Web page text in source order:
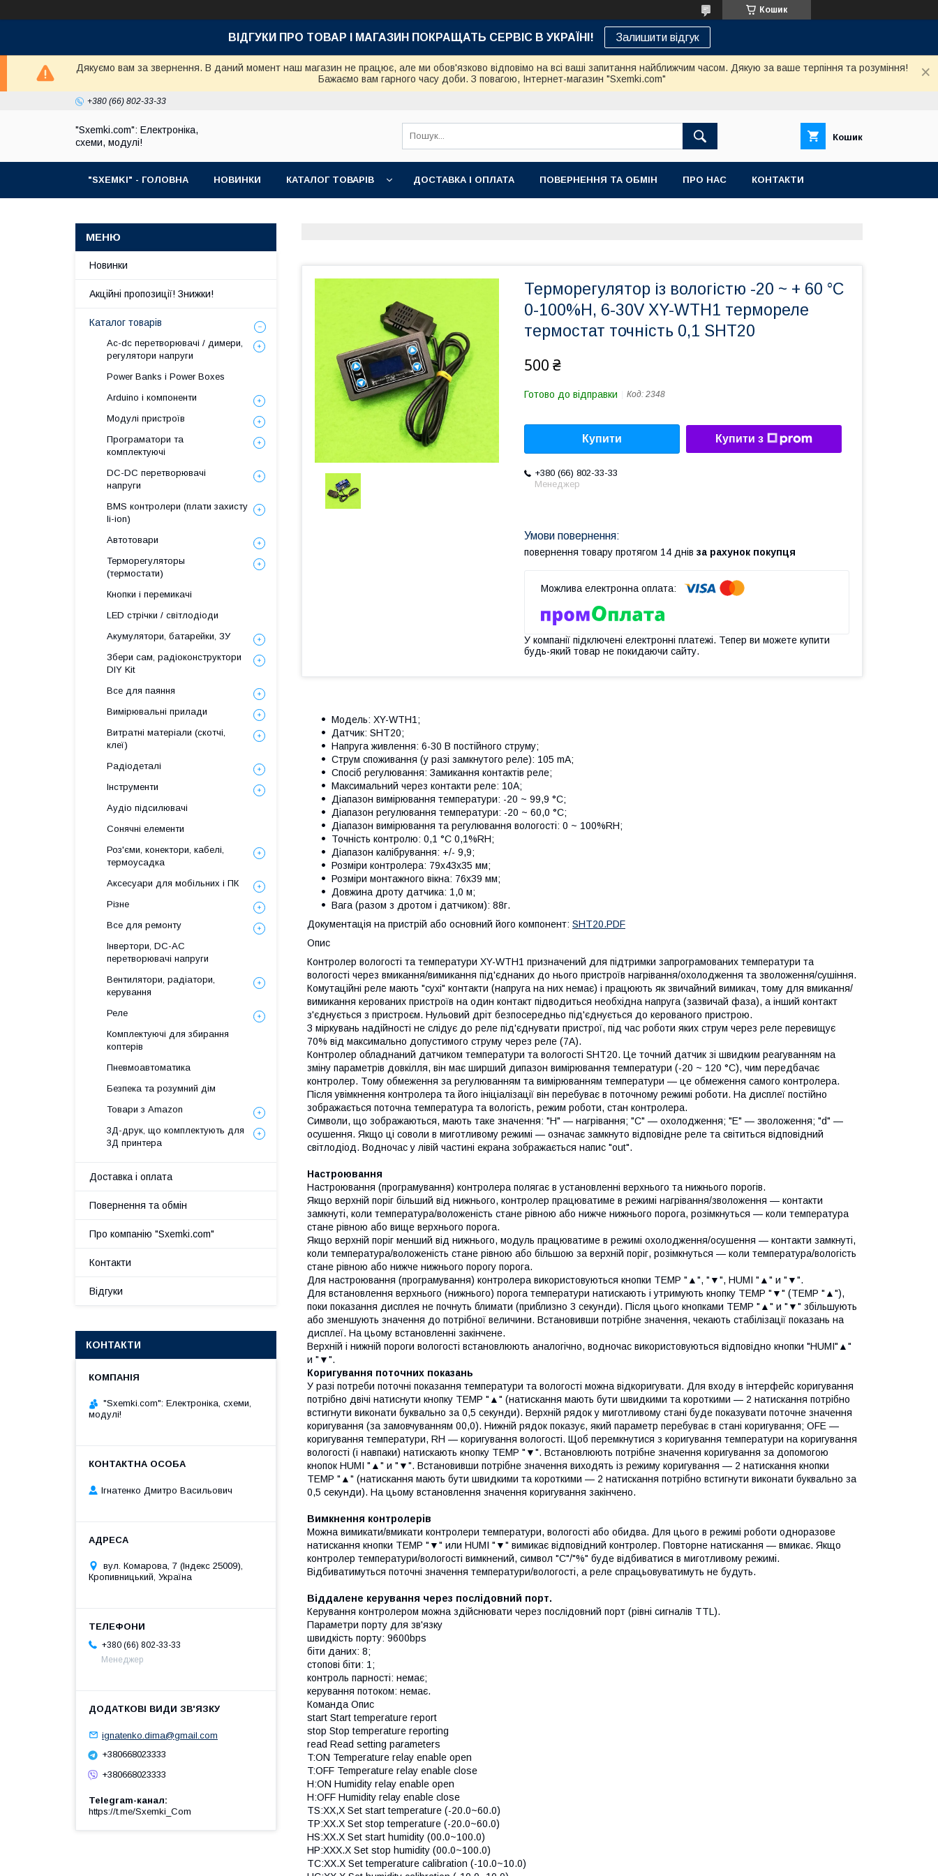
Кошик
ВІДГУКИ ПРО ТОВАР І МАГАЗИН ПОКРАЩАТЬ СЕРВІС В УКРАЇНІ! Залишити відгук
Дякуємо вам за звернення. В даний момент наш магазин не працює, але ми обов'язково відповімо на всі ваші запитання найближчим часом. Дякую за ваше терпіння та розуміння!
Бажаємо вам гарного часу доби. З повагою, Інтернет-магазин "Sxemki.com"
+380 (66) 802-33-33
"Sxemki.com": Електроніка,
схеми, модулі!
Кошик
"SXEMKI" - ГОЛОВНА НОВИНКИ КАТАЛОГ ТОВАРІВ ДОСТАВКА І ОПЛАТА ПОВЕРНЕННЯ ТА ОБМІН ПРО НАС КОНТАКТИ
Терморегулятор із вологістю -20 ~ + 60 °C
0-100%H, 6-30V XY-WTH1 термореле
термостат точність 0,1 SHT20
500 ₴
Готово до відправки Код: 2348
Купити Купити з
+380 (66) 802-33-33
Менеджер
повернення товару протягом 14 днів за рахунок покупця
У компанії підключені електронні платежі. Тепер ви можете купити
будь-який товар не покидаючи сайту.
Модель: XY-WTH1;
Датчик: SHT20;
Напруга живлення: 6-30 В постійного струму;
Струм споживання (у разі замкнутого реле): 105 mA;
Спосіб регулювання: Замикання контактів реле;
Максимальний через контакти реле: 10A;
Діапазон вимірювання температури: -20 ~ 99,9 °C;
Діапазон регулювання температури: -20 ~ 60,0 °C;
Діапазон вимірювання та регулювання вологості: 0 ~ 100%RH;
Точність контролю: 0,1 °C 0,1%RH;
Діапазон калібрування: +/- 9,9;
Розміри контролера: 79х43х35 мм;
Розміри монтажного вікна: 76x39 мм;
Довжина дроту датчика: 1,0 м;
Вага (разом з дротом і датчиком): 88г.
Документація на пристрій або основний його компонент: SHT20.PDF
Опис
Контролер вологості та температури XY-WTH1 призначений для підтримки запрограмованих температури та
вологості через вмикання/вимикання під'єднаних до нього пристроїв нагрівання/охолодження та зволоження/сушіння.
Комутаційні реле мають "сухі" контакти (напруга на них немає) і працюють як звичайний вимикач, тому для вмикання/
вимикання керованих пристроїв на один контакт підводиться необхідна напруга (зазвичай фаза), а інший контакт
з'єднується з пристроєм. Нульовий дріт безпосередньо під'єднується до керованого пристрою.
З міркувань надійності не слідує до реле під'єднувати пристрої, під час роботи яких струм через реле перевищує
70% від максимально допустимого струму через реле (7A).
Контролер обладнаний датчиком температури та вологості SHT20. Це точний датчик зі швидким реагуванням на
зміну параметрів довкілля, він має ширший дипазон вимірювання температури (-20 ~ 120 °C), чим передбачає
контролер. Тому обмеження за регулюванням та вимірюванням температури — це обмеження самого контролера.
Після увімкнення контролера та його ініціалізації він перебуває в поточному режимі роботи. На дисплеї постійно
зображається поточна температура та вологість, режим роботи, стан контролера.
Символи, що зображаються, мають таке значення: "Н" — нагрівання; "С" — охолодження; "Е" — зволоження; "d" —
осушення. Якщо ці соволи в миготливому режимі — означає замкнуто відповідне реле та світиться відповідний
світлодіод. Водночас у лівій частині екрана зображається напис "out".
Настроювання
Настроювання (програмування) контролера полягає в установленні верхнього та нижнього порогів.
Якщо верхній поріг більший від нижнього, контролер працюватиме в режимі нагрівання/зволоження — контакти
замкнуті, коли температура/воложеність стане рівною або нижче нижнього порога, розімкнуться — коли температура
стане рівною або вище верхнього порога.
Якщо верхній поріг менший від нижнього, модуль працюватиме в режимі охолодження/осушення — контакти замкнуті,
коли температура/воложеність стане рівною або більшою за верхній поріг, розімкнуться — коли температура/вологість
стане рівною або нижче нижнього порогу порога.
Для настроювання (програмування) контролера використовуються кнопки TEMP "▲", "▼", HUMI "▲" и "▼".
Для встановлення верхнього (нижнього) порога температури натискають і утримують кнопку TEMP "▼" (TEMP "▲"),
поки показання дисплея не почнуть блимати (приблизно 3 секунди). Після цього кнопками TEMP "▲" и "▼" збільшують
або зменшують значення до потрібної величини. Встановивши потрібне значення, чекають стабілізації показань на
дисплеї. На цьому встановленні закінчене.
Верхній і нижній пороги вологості встановлюють аналогічно, водночас використовуються відповідно кнопки "HUMI"▲"
и "▼".
Коригування поточних показань
У разі потреби поточні показання температури та вологості можна відкоригувати. Для входу в інтерфейс коригування
потрібно двічі натиснути кнопку TEMP "▲" (натискання мають бути швидкими та короткими — 2 натискання потрібно
встигнути виконати буквально за 0,5 секунди). Верхній рядок у миготливому стані буде показувати поточне значення
коригування (за замовчуванням 00,0). Нижній рядок показує, який параметр перебуває в стані коригування; OFE —
коригування температури, RH — коригування вологості. Щоб перемкнутися з коригування температури на коригування
вологості (і навпаки) натискають кнопку TEMP "▼". Встановлюють потрібне значення коригування за допомогою
кнопок HUMI "▲" и "▼". Встановивши потрібне значення виходять із режиму коригування — 2 натискання кнопки
TEMP "▲" (натискання мають бути швидкими та короткими — 2 натискання потрібно встигнути виконати буквально за
0,5 секунди). На цьому встановлення значення коригування закінчено.
Вимкнення контролерів
Можна вимикати/вмикати контролери температури, вологості або обидва. Для цього в режимі роботи одноразове
натискання кнопки TEMP "▼" или HUMI "▼" вимикає відповідний контролер. Повторне натискання — вмикає. Якщо
контролер температури/вологості вимкнений, символ "C"/"%" буде відбиватися в миготливому режимі.
Відбиватимуться поточні значення температури/вологості, а реле спрацьовуватимуть не будуть.
Віддалене керування через послідовний порт.
Керування контролером можна здійснювати через послідовний порт (рівні сигналів TTL).
Параметри порту для зв'язку
швидкість порту: 9600bps
біти даних: 8;
стопові біти: 1;
контроль парності: немає;
керування потоком: немає.
Команда Опис
start Start temperature report
stop Stop temperature reporting
read Read setting parameters
T:ON Temperature relay enable open
T:OFF Temperature relay enable close
H:ON Humidity relay enable open
H:OFF Humidity relay enable close
TS:XX,X Set start temperature (-20.0~60.0)
TP:XX.X Set stop temperature (-20.0~60.0)
HS:XX.X Set start humidity (00.0~100.0)
HP:XXX.X Set stop humidity (00.0~100.0)
TC:XX.X Set temperature calibration (-10.0~10.0)
Новинки
Акційні пропозиції! Знижки!
Каталог товарів
Ac-dc перетворювачі / димери,
регулятори напруги
Power Banks і Power Boxes
Arduino і компоненти
Модулі пристроїв
Програматори та
комплектуючі
DC-DC перетворювачі
напруги
BMS контролери (плати захисту
li-ion)
Автотовари
Терморегуляторы
(термостати)
Кнопки і перемикачі
LED стрічки / світлодіоди
Акумулятори, батарейки, ЗУ
Збери сам, радіоконструктори
DIY Kit
Все для паяння
Вимірювальні прилади
Витратні матеріали (скотчі,
клеї)
Радіодеталі
Інструменти
Аудіо підсилювачі
Сонячні елементи
Роз'єми, конектори, кабелі,
термоусадка
Аксесуари для мобільних і ПК
Різне
Все для ремонту
Інвертори, DC-AC
перетворювачі напруги
Вентилятори, радіатори,
керування
Реле
Комплектуючі для збирання
коптерів
Пневмоавтоматика
Безпека та розумний дім
Товари з Amazon
3Д-друк, що комплектують для
3Д принтера
Доставка і оплата
Повернення та обмін
Про компанію "Sxemki.com"
Контакти
Відгуки
КОНТАКТИ
"Sxemki.com": Електроніка, схеми,
модулі!
Ігнатенко Дмитро Васильович
вул. Комарова, 7 (Індекс 25009),
Кропивницький, Україна
+380 (66) 802-33-33
Менеджер
ignatenko.dima@gmail.com
+380668023333
+380668023333
Telegram-канал
https://t.me/Sxemki_Com